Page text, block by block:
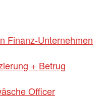
Finanz-Unternehmen
+ Betrug
Officer